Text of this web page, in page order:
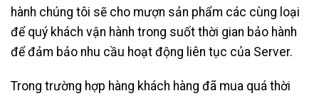
hành chúng tôi sẽ cho mượn sản phẩm các cùng loại
để quý khách vận hành trong suốt thời gian bảo hành
để đảm bảo nhu cầu hoạt động liên tục của Server.
Trong trường hợp hàng khách hàng đã mua quá thời